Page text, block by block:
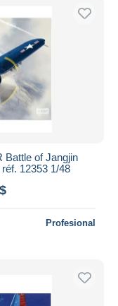
Battle of Jangjin
12353 1/48
Profesional